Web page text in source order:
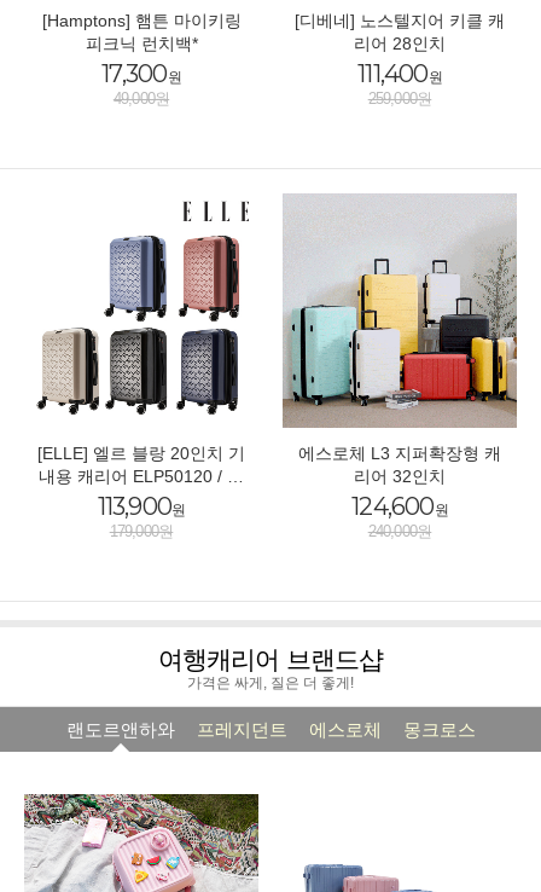
[Hamptons] 햄튼 마이키링
피크닉 런치백*
17,300원
49,000원
[디베네] 노스텔지어 키클 캐
리어 28인치
111,400원
259,000원
[ELLE] 엘르 블랑 20인치 기
내용 캐리어 ELP50120 / 색
상 택1
113,900원
179,000원
에스로체 L3 지퍼확장형 캐
리어 32인치
124,600원
240,000원
여행캐리어 브랜드샵
가격은 싸게, 질은 더 좋게!
랜도르앤하와 프레지던트 에스로체 몽크로스